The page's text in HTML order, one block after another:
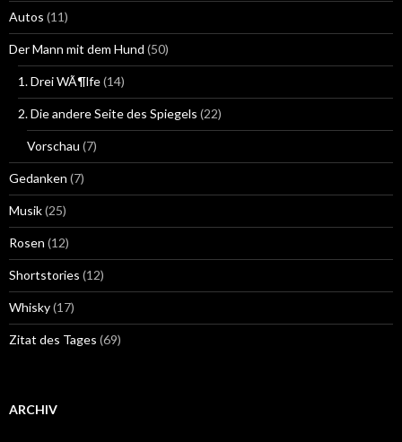
Autos (11)
Der Mann mit dem Hund (50)
1. Drei WÃ¶lfe(14)
2. Die andere Seite des Spiegels (22)
Vorschau (7)
Gedanken (7)
Musik(25)
Rosen (12)
Shortstories (12)
Whisky(17)
Zitat des Tages (69)
ARCHIV